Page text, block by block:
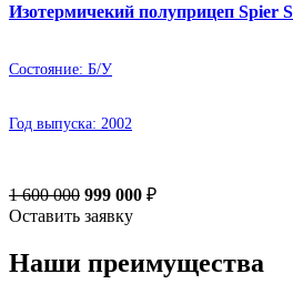
Изотермичекий полуприцеп Spier
Состояние: Б/У
Год выпуска: 2002
1 600 000 999 000 ₽
Оставить заявку
Наши преимущества